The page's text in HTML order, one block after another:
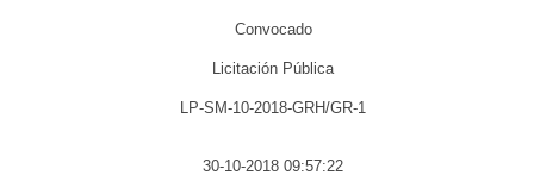
Convocado
Licitación Pública
LP-SM-10-2018-GRH/GR-1
30-10-2018 09:57:22